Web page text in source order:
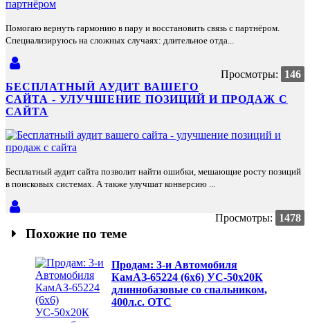
Помогаю вернуть гармонию в пару и восстановить связь с партнёром.
Специализируюсь на сложных случаях: длительное отда...
Просмотры:
146
БЕСПЛАТНЫЙ АУДИТ ВАШЕГО
САЙТА - УЛУЧШЕНИЕ ПОЗИЦИЙ И ПРОДАЖ С
САЙТА
Бесплатный аудит сайта позволит найти ошибки, мешающие росту позиций
в поисковых системах. А также улучшат конверсию ...
Просмотры: 1478
Похожие по теме
Продам: 3-и Автомобиля
КамАЗ-65224 (6х6) УС-50х20К
длиннобазовые со спальником,
400л.с. ОТС